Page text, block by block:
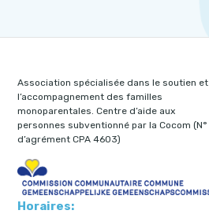
Association spécialisée dans le soutien et
l’accompagnement des familles
monoparentales. Centre d’aide aux
personnes subventionné par la Cocom (N°
d’agrément CPA 4603)
Horaires: